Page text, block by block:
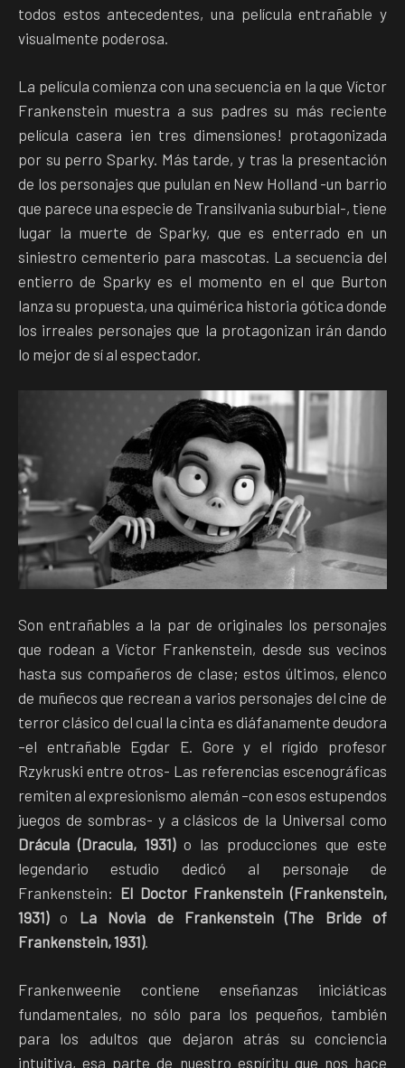
todos estos antecedentes, una película entrañable y
visualmente poderosa.
La película comienza con una secuencia en la que Víctor
Frankenstein muestra a sus padres su más reciente
película casera ¡en tres dimensiones! protagonizada
por su perro Sparky. Más tarde, y tras la presentación
de los personajes que pululan en New Holland -un barrio
que parece una especie de Transilvania suburbial-, tiene
lugar la muerte de Sparky, que es enterrado en un
siniestro cementerio para mascotas. La secuencia del
entierro de Sparky es el momento en el que Burton
lanza su propuesta, una quimérica historia gótica donde
los irreales personajes que la protagonizan irán dando
lo mejor de sí al espectador.
Son entrañables a la par de originales los personajes
que rodean a Víctor Frankenstein, desde sus vecinos
hasta sus compañeros de clase; estos últimos, elenco
de muñecos que recrean a varios personajes del cine de
terror clásico del cual la cinta es diáfanamente deudora
–el entrañable Egdar E. Gore y el rígido profesor
Rzykruski entre otros- Las referencias escenográficas
remiten al expresionismo alemán –con esos estupendos
juegos de sombras- y a clásicos de la Universal como
Drácula (Dracula, 1931)o las producciones que este
legendario estudio dedicó al personaje de
Frankenstein: El Doctor Frankenstein (Frankenstein,
1931)o La Novia de Frankenstein (The Bride of
Frankenstein, 1931).
Frankenweenie contiene enseñanzas iniciáticas
fundamentales, no sólo para los pequeños, también
para los adultos que dejaron atrás su conciencia
intuitiva, esa parte de nuestro espíritu que nos hace